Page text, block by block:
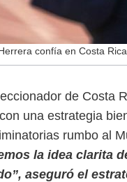
confía en Costa
de Costa
una estrategia
rumbo al
la idea clarita
aseguró el